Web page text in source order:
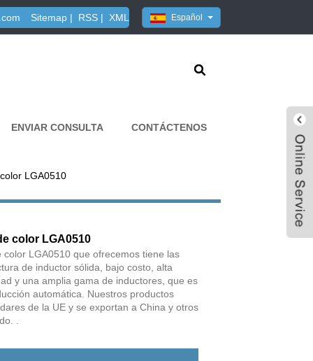
Español
Sitemap | RSS | XML
ENVIAR CONSULTA CONTÁCTENOS
LGA0510
color LGA0510
color LGA0510 que ofrecemos tiene las
de inductor sólida, bajo costo, alta
y una amplia gama de inductores, que es
automática. Nuestros productos
de la UE y se exportan a China y otros
.